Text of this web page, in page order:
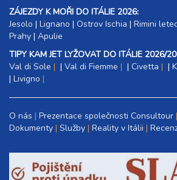
ZÁJEZDY K MOŘI DO ITÁLIE 2026:
Jesolo | Lignano | Ostrov Ischia | Rimini
Prahy | Apulie
TIPY KAM JET LYŽOVAT DO ITÁLIE 2026/
Val di Sole
| Val di Fiemme | Civetta |
| Livigno
O nás Prezentace společnosti Consultour
Dokumenty Služby Reality v Itálii